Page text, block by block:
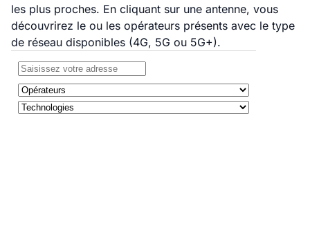
les plus proches. En cliquant sur une antenne, vous
découvrirez le ou les opérateurs présents avec le type
de réseau disponibles (4G, 5G ou 5G+).